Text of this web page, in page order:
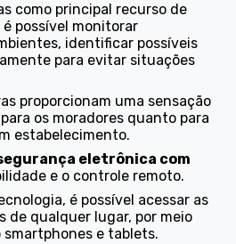
como principal recurso de
possível monitorar
identificar possíveis
para evitar situações
proporcionam uma sensação
os moradores quanto para
estabelecimento.
eletrônica com
e o controle remoto.
é possível acessar as
de qualquer lugar, por meio
e tablets.